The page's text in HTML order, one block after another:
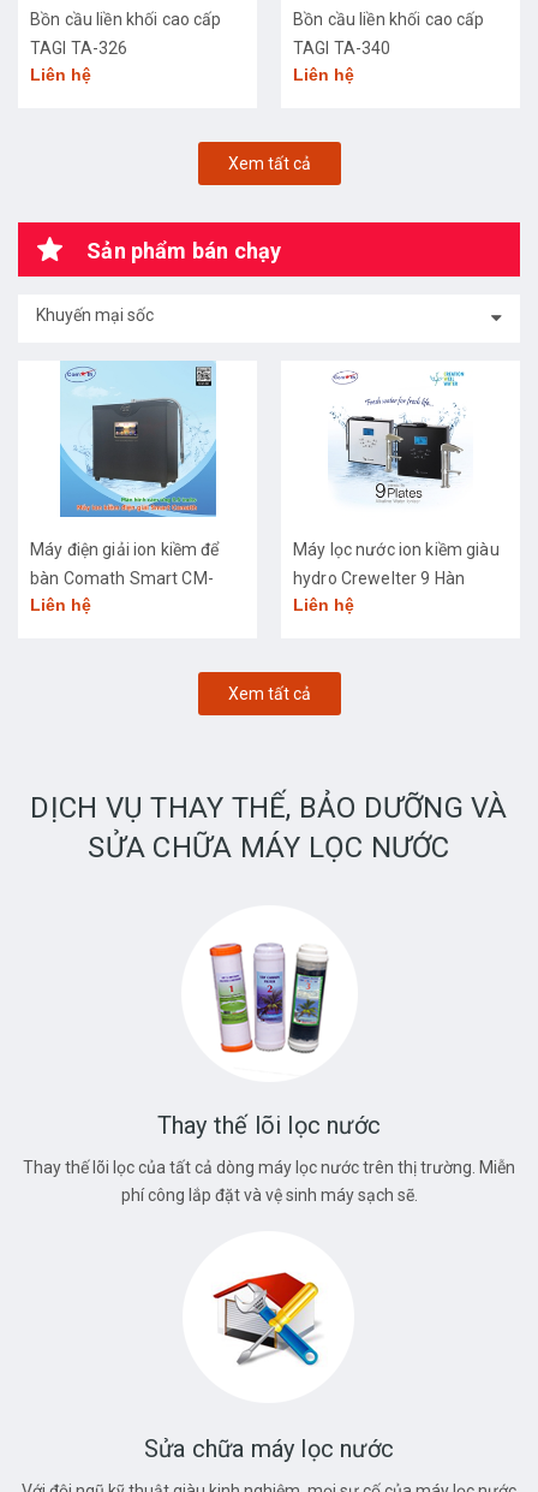
Bồn cầu liền khối cao cấp
TAGI TA-326
Liên hệ
Bồn cầu liền khối cao cấp
TAGI TA-340
Liên hệ
Xem tất cả
Sản phẩm bán chạy
Khuyến mại sốc
Máy điện giải ion kiềm để
bàn Comath Smart CM-
3668
Liên hệ
Máy lọc nước ion kiềm giàu
hydro Crewelter 9 Hàn
Quốc
Liên hệ
Xem tất cả
DỊCH VỤ THAY THẾ, BẢO DƯỠNG VÀ
SỬA CHỮA MÁY LỌC NƯỚC
Thay thế lõi lọc nước
Thay thế lõi lọc của tất cả dòng máy lọc nước trên thị trường. Miễn
phí công lắp đặt và vệ sinh máy sạch sẽ.
Sửa chữa máy lọc nước